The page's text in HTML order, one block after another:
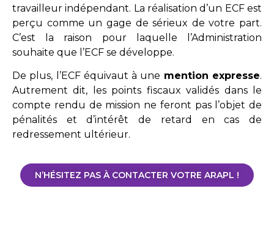
travailleur indépendant. La réalisation d’un ECF est
perçu comme un gage de sérieux de votre part.
C’est la raison pour laquelle l’Administration
souhaite que l’ECF se développe.
De plus, l’ECF équivaut à une mention expresse.
Autrement dit, les points fiscaux validés dans le
compte rendu de mission ne feront pas l’objet de
pénalités et d’intérêt de retard en cas de
redressement ultérieur.
N’HÉSITEZ PAS À CONTACTER VOTRE ARAPL !